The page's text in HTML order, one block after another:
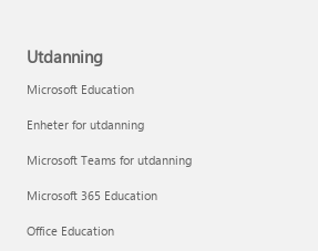
Utdanning
Microsoft Education
Enheter for utdanning
Microsoft Teams for utdanning
Microsoft 365 Education
Office Education